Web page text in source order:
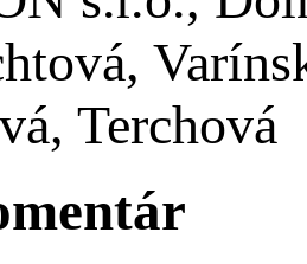
Terchová